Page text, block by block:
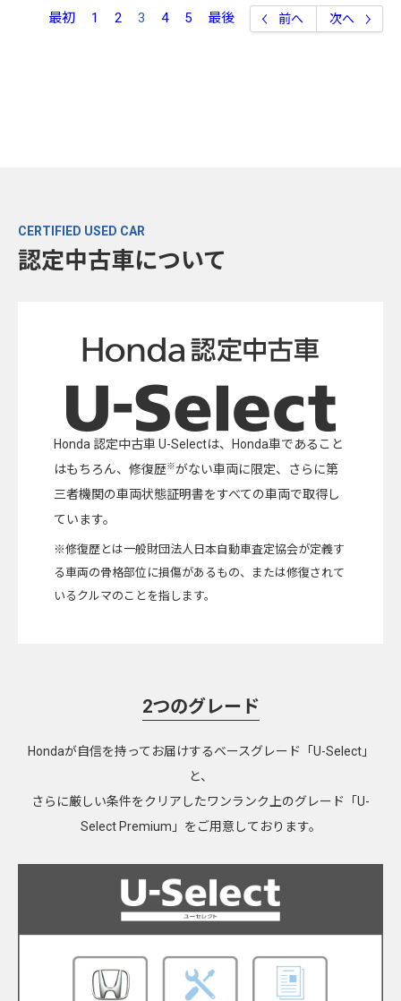
最初 1 2 3 4 5 最後 前へ 次へ
CERTIFIED USED CAR
認定中古車について
Honda 認定中古車 U-Selectは、Honda車であること
はもちろん、修復歴※がない車両に限定、さらに第
三者機関の車両状態証明書をすべての車両で取得し
ています。
※修復歴とは一般財団法人日本自動車査定協会が定義す
る車両の骨格部位に損傷があるもの、または修復されて
いるクルマのことを指します。
2つのグレード
Hondaが自信を持ってお届けするベースグレード「U-Select」
と、
さらに厳しい条件をクリアしたワンランク上のグレード「U-
Select Premium」をご用意しております。